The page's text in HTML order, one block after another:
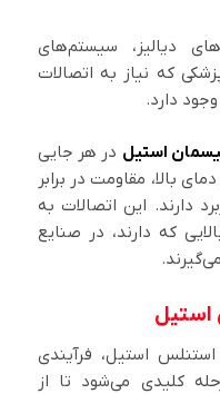
دیالیز، سیستم‌های
که نیاز به اتصالات
دارد.
استیل در هر جایی
بالا، مقاومت در برابر
دارند. این اتصالات به
که دارند، در صنایع
استیل
استیل، فرآیندی
کلیدی می‌شود تا از